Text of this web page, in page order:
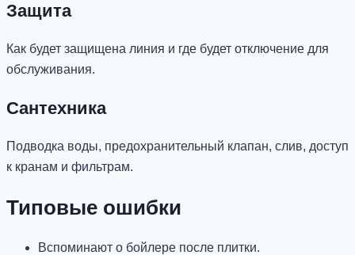
Защита
Как будет защищена линия и где будет отключение для
обслуживания.
Сантехника
Подводка воды, предохранительный клапан, слив, доступ
к кранам и фильтрам.
Типовые ошибки
Вспоминают о бойлере после плитки.